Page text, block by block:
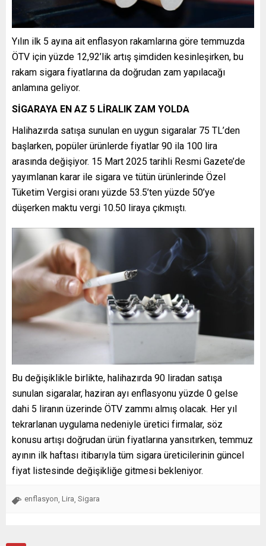
Yılın ilk 5 ayına ait enflasyon rakamlarına göre temmuzda
ÖTV için yüzde 12,92’lik artış şimdiden kesinleşirken, bu
rakam sigara fiyatlarına da doğrudan zam yapılacağı
anlamına geliyor.
SİGARAYA EN AZ 5 LİRALIK ZAM YOLDA
Halihazırda satışa sunulan en uygun sigaralar 75 TL’den
başlarken, popüler ürünlerde fiyatlar 90 ila 100 lira
arasında değişiyor. 15 Mart 2025 tarihli Resmi Gazete’de
yayımlanan karar ile sigara ve tütün ürünlerinde Özel
Tüketim Vergisi oranı yüzde 53.5’ten yüzde 50’ye
düşerken maktu vergi 10.50 liraya çıkmıştı.
Bu değişiklikle birlikte, halihazırda 90 liradan satışa
sunulan sigaralar, haziran ayı enflasyonu yüzde 0 gelse
dahi 5 liranın üzerinde ÖTV zammı almış olacak. Her yıl
tekrarlanan uygulama nedeniyle üretici firmalar, söz
konusu artışı doğrudan ürün fiyatlarına yansıtırken, temmuz
ayının ilk haftası itibarıyla tüm sigara üreticilerinin güncel
fiyat listesinde değişikliğe gitmesi bekleniyor.
enflasyon Lira Sigara